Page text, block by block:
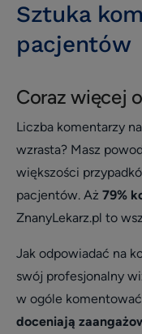
Opieka klienta
Wywiad
wizerunek i opinie
Zarządzanie placówką
Zmniejszenie
Efektywne planowanie
Efektywność i rozwój
Infografika
Social media
Usprawnienie pracy
Sztuka
pacjentów
Coraz więcej
Liczba komentarzy
wzrasta? Masz
większości
pacjentów. Aż 79%
ZnanyLekarz.pl to
Jak odpowiadać na
swój profesjonalny
w ogóle
doceniają